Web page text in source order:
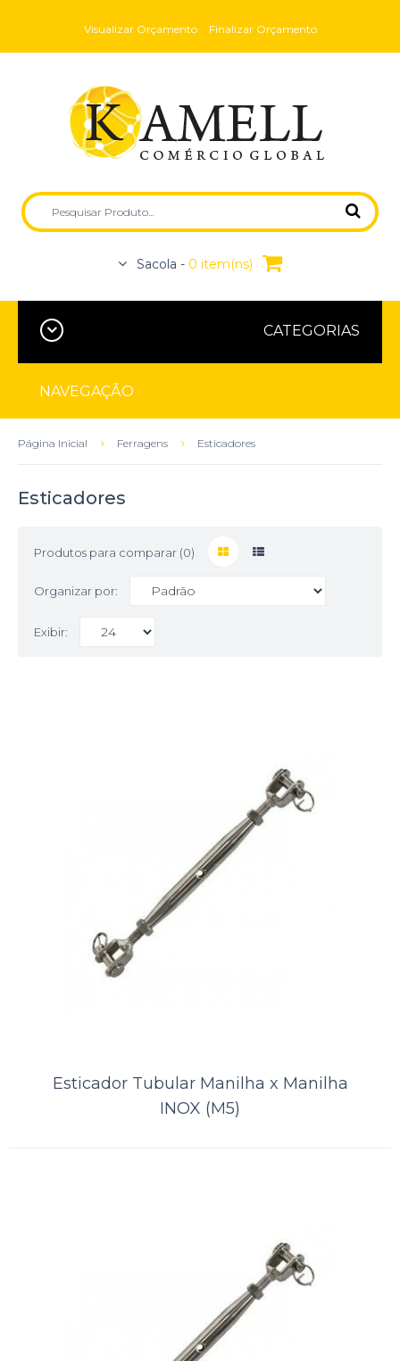
Visualizar Orçamento Finalizar Orçamento
Sacola - 0 item(ns)
CATEGORIAS
NAVEGAÇÃO
Página Inicial Ferragens Esticadores
Esticadores
Produtos para comparar (0)
Organizar por:
Exibir:
Esticador Tubular Manilha x
Manilha INOX (M5)
Comparar
Lista de Desejos
Esticador Tubular Manilha x Manilha
INOX (M5)